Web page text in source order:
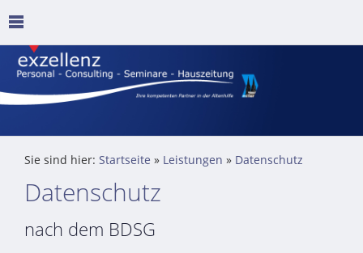
Sie sind hier: Startseite » Leistungen » Datenschutz
Datenschutz
nach dem BDSG